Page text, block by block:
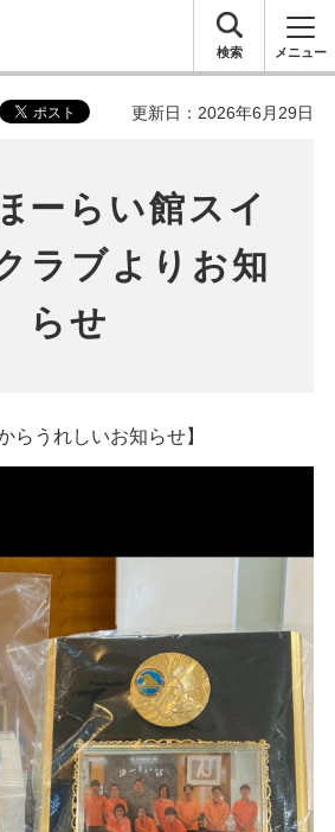
ひ
い
検索 メニュー
更新日：2026年6月29日
ーらい館スイ
ラブよりお知
らせ
らうれしいお知らせ】